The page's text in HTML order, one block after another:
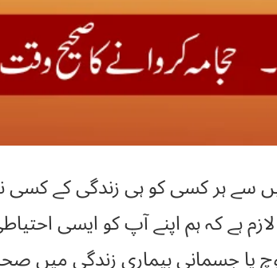
سے ہر کسی کو ہی زندگی کے کسی
یا جسمانی بیماری زندگی میں